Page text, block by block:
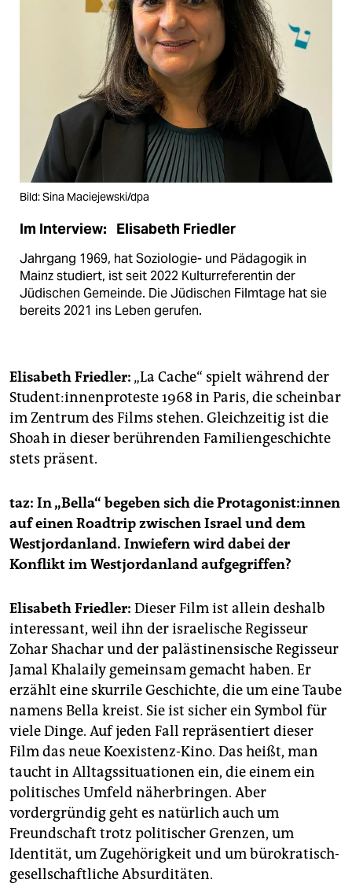
Bild: Sina Maciejewski/dpa
Im Interview: ​ Elisabeth Friedler​
Jahrgang 1969, hat Soziologie- und Pädagogik in
Mainz studiert, ist seit 2022 Kulturreferentin der
Jüdischen Gemeinde. Die Jüdischen Filmtage hat sie
bereits 2021 ins Leben gerufen.
Elisabeth Friedler: „La Cache“ spielt während der
Stu­den­t:in­nen­pro­tes­te 1968 in Paris, die scheinbar
im Zentrum des Films stehen. Gleichzeitig ist die
Shoah in dieser berührenden Familiengeschichte
stets präsent.
taz: In „Bella“ begeben sich die Prot­ago­nis­t:in­nen
auf einen Roadtrip zwischen Israel und dem
Westjordanland. Inwiefern wird dabei der
Konflikt im Westjordanland aufgegriffen?
Elisabeth Friedler: Dieser Film ist allein deshalb
interessant, weil ihn der israelische Regisseur
Zohar Shachar und der palästinensische Regisseur
Jamal Khalaily gemeinsam gemacht haben. Er
erzählt eine skurrile Geschichte, die um eine Taube
namens Bella kreist. Sie ist sicher ein Symbol für
viele Dinge. Auf jeden Fall repräsentiert dieser
Film das neue Koexistenz-Kino. Das heißt, man
taucht in Alltagssituationen ein, die einem ein
politisches Umfeld näherbringen. Aber
vordergründig geht es natürlich auch um
Freundschaft trotz politischer Grenzen, um
Identität, um Zugehörigkeit und um bürokratisch-
gesellschaftliche Absurditäten.